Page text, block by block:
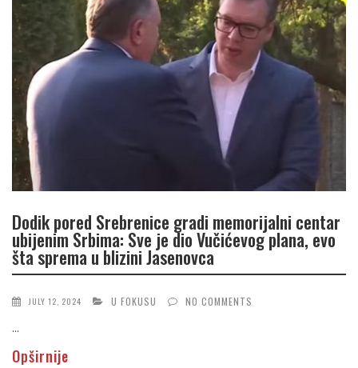
Dodik pored Srebrenice gradi memorijalni centar
ubijenim Srbima: Sve je dio Vučićevog plana, evo
šta sprema u blizini Jasenovca
JULY 12, 2024 U FOKUSU NO COMMENTS
...
Opširnije